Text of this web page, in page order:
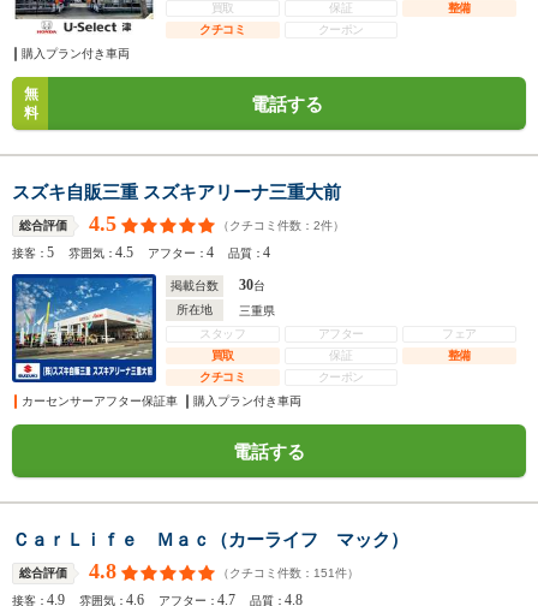
買取
保証
整備
クチコミ
クーポン
購入プラン付き車両
無
料
電話する
スズキ自販三重 スズキアリーナ三重大前
総合評価 4.5 （クチコミ件数： 2件）
接客：5 雰囲気：4.5 アフター：4 品質：4
掲載台数 30台
所在地
三重県
スタッフ
アフター
フェア
買取
保証
整備
クチコミ
クーポン
カーセンサーアフター保証車
購入プラン付き車両
電話する
ＣａｒＬｉｆｅ Ｍａｃ（カーライフ マック）
総合評価 4.8 （クチコミ件数： 151件）
接客：4.9 雰囲気：4.6 アフター：4.7 品質：4.8